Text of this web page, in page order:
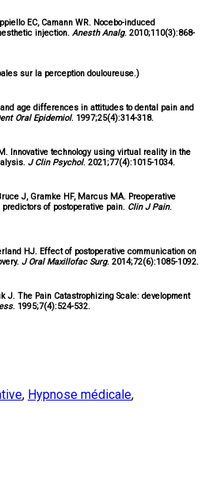
EC, Camann WR. Nocebo-induced
injection. Anesth Analg. 2010;110(3):868-
sur la perception douloureuse.)
age differences in attitudes to dental pain and
Oral Epidemiol. 1997;25(4):314-318.
Innovative technology using virtual reality in the
J Clin Psychol. 2021;77(4):1015-1034.
J, Gramke HF, Marcus MA. Preoperative
of postoperative pain. Clin J Pain.
HJ. Effect of postoperative communication on
J Oral Maxillofac Surg. 2014;72(6):1085-1092.
J. The Pain Catastrophizing Scale: development
. 1995;7(4):524-532.
, Hypnose médicale,